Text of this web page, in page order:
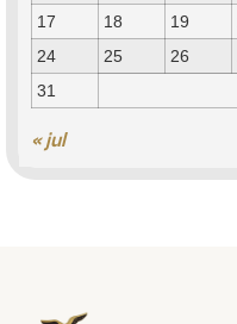
17
18 19
24
25 26
31
« jul